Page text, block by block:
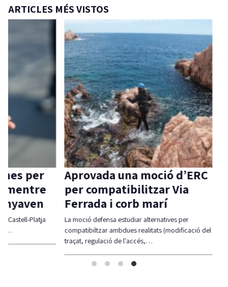
ARTICLES MÉS VISTOS
Junts ha
Platja
Aprovada una moció d’ERC
per compatibilitzar Via
Ferrada i corb marí
La moció defensa estudiar alternatives per
compatibiltzar ambdues realitats (modificació del
traçat, regulació de l'accés,…